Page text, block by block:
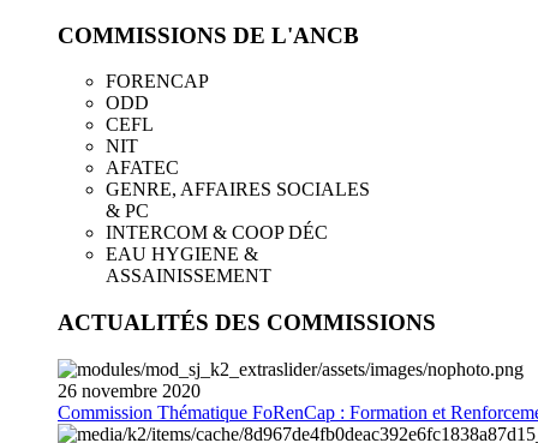
COMMISSIONS DE L'ANCB
FORENCAP
ODD
CEFL
NIT
AFATEC
GENRE, AFFAIRES SOCIALES
& PC
INTERCOM & COOP DÉC
EAU HYGIENE &
ASSAINISSEMENT
ACTUALITÉS DES COMMISSIONS
26 novembre 2020
Commission Thématique FoRenCap : Formation et